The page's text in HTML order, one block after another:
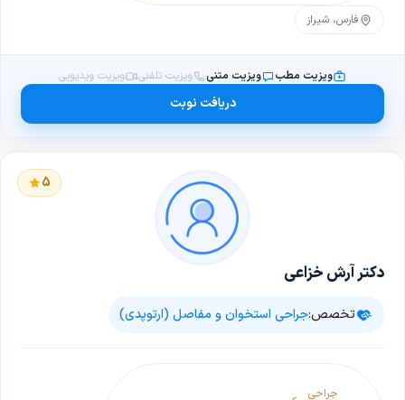
فارس، شیراز
ویزیت مطب ویزیت متنی ویزیت تلفنی ویزیت ویدیویی
دریافت نوبت
5
دکتر آرش خزاعی
تخصص:جراحی استخوان و مفاصل (ارتوپدی)
جراحی